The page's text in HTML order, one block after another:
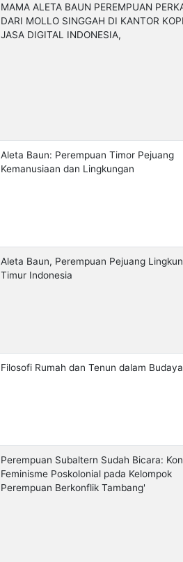
MAMA ALETA BAUN PEREMPUAN
DARI MOLLO SINGGAH DI KANTOR
JASA DIGITAL INDONESIA,
Aleta Baun: Perempuan Timor Pejuang
Kemanusiaan dan Lingkungan
Aleta Baun, Perempuan Pejuang
Timur Indonesia
Filosofi Rumah dan Tenun dalam
Perempuan Subaltern Sudah Bicara:
Feminisme Poskolonial pada Kelompok
Perempuan Berkonflik Tambang'